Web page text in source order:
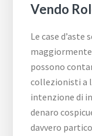
Vendo
Le case d’aste
possono
collezionisti a
intenzione di
denaro
davvero